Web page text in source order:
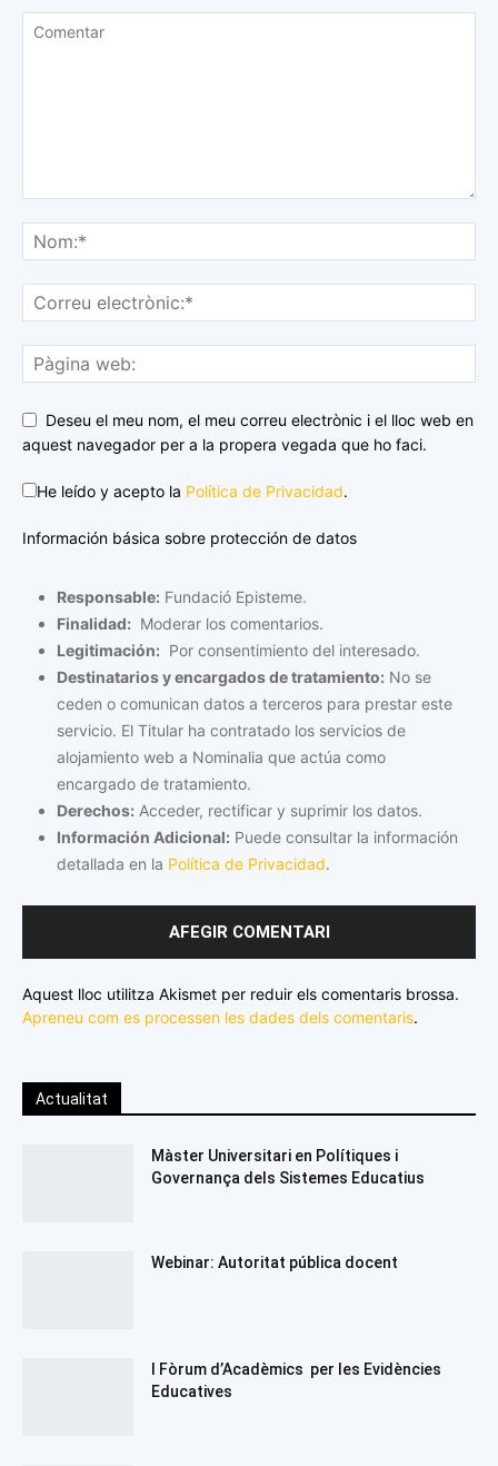
Deseu el meu nom, el meu correu electrònic i el lloc web en
aquest navegador per a la propera vegada que ho faci.
He leído y acepto la Política de Privacidad.
Información básica sobre protección de datos
Responsable: Fundació Episteme.
Finalidad: Moderar los comentarios.
Legitimación: Por consentimiento del interesado.
Destinatarios y encargados de tratamiento: No se
ceden o comunican datos a terceros para prestar este
servicio. El Titular ha contratado los servicios de
alojamiento web a Nominalia que actúa como
encargado de tratamiento.
Derechos: Acceder, rectificar y suprimir los datos.
Información Adicional: Puede consultar la información
detallada en la Política de Privacidad.
Aquest lloc utilitza Akismet per reduir els comentaris brossa.
Apreneu com es processen les dades dels comentaris.
Actualitat
Màster Universitari en Polítiques i
Governança dels Sistemes Educatius
Webinar: Autoritat pública docent
I Fòrum d’Acadèmics per les Evidències
Educatives